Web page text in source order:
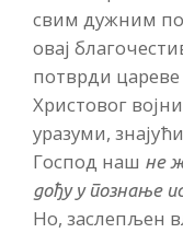
свим дужним
овај
потврди
Христовог
уразуми,
Господ наш не
дођу у познање
Но, заслепљен